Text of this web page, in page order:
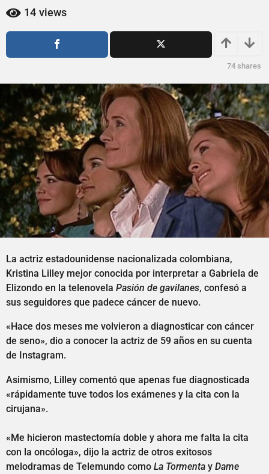
o
s
s
14 views
74 shares
La actriz estadounidense nacionalizada colombiana,
Kristina Lilley mejor conocida por interpretar a Gabriela de
Elizondo en la telenovela Pasión de gavilanes, confesó a
sus seguidores que padece cáncer de nuevo.
«Hace dos meses me volvieron a diagnosticar con cáncer
de seno», dio a conocer la actriz de 59 años en su cuenta
de Instagram.
Asimismo, Lilley comentó que apenas fue diagnosticada
«rápidamente tuve todos los exámenes y la cita con la
cirujana».
«Me hicieron mastectomía doble y ahora me falta la cita
con la oncóloga», dijo la actriz de otros exitosos
melodramas de Telemundo como La Tormenta y Dame